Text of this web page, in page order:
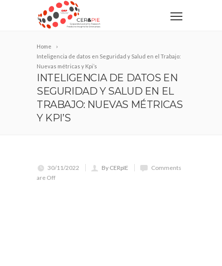
Home
Inteligencia de datos en Seguridad y Salud en el Trabajo:
Nuevas métricas y Kpi’s
INTELIGENCIA DE DATOS EN
SEGURIDAD Y SALUD EN EL
TRABAJO: NUEVAS MÉTRICAS
Y KPI’S
30/11/2022 By CERpIE
Comments
are Off